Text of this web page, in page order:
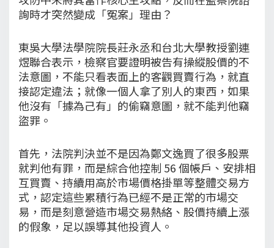
詢時才突然變成「冤案」理由？
東吳大學法學院院長莊永丞和台北大學教授劉連
煜聯合表示，檢察官要證明被告有操縱股價的不
法意圖，不能只看表面上的客觀買賣行為，就直
接認定違法；就像一個人拿了別人的東西，如果
他沒有「據為己有」的偷竊意圖，就不能判他竊
盜罪。
首先，法院判決並不是因為鄭文逸買了很多股票
就判他有罪，而是綜合他控制 56 個帳戶、安排相
互買賣、持續用高於市場價格掛單等整體交易方
式，認定這些累積行為已經不是正常的市場交
易，而是刻意營造市場交易熱絡、股價持續上漲
的假象，足以誤導其他投資人。